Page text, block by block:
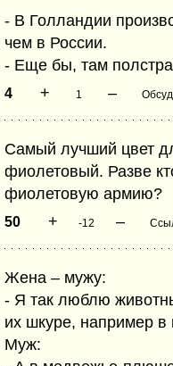
- В Голландии
чем в России.
- Еще бы, там
4 + 1 –
Самый лучший цвет
фиолетовый. Разве
фиолетовую армию?
50 + -12 –
Жена – мужу:
- Я так люблю
их шкуре, например в
Муж: